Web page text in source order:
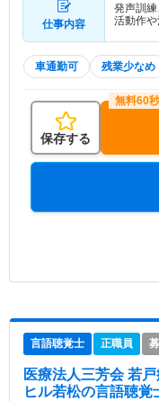
仕事内容
発声訓
活動作
車通勤可 残業少なめ
保存する
言語聴覚士 正職員
医療法人三芳会 若
ヒル若松の言語聴覚